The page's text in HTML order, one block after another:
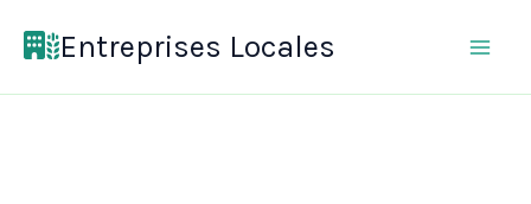
Entreprises Locales